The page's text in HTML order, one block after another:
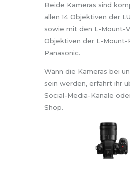
Beide Kameras sind
allen 14 Objektiven der
sowie mit den L-Mount-
Objektiven der L-Mount-
Panasonic.
Wann die Kameras bei
sein werden, erfahrt ihr
Social-Media-Kanäle
Shop.